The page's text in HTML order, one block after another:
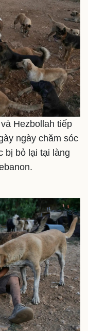
Hezbollah tiếp
ngày chăm sóc
bị bỏ lại tại làng